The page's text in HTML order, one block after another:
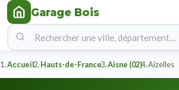
Garage Bois
Accueil Hauts-de-France Aisne (02) Aizelles